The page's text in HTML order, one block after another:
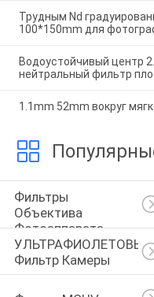
Трудным Nd
100*150mm для
Водоустойчивый центр
нейтральный фильтр
1.1mm 52mm вокруг
Фильтры
Объектива
Фотоаппарата
Фильтр Камеры